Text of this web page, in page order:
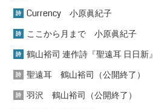
詩 Currency 小原眞紀子
詩 ここから月まで 小原眞紀子
詩 鶴山裕司 連作詩『聖遠耳 日日新』
詩 聖遠耳 鶴山裕司（公開終了）
詩 羽沢 鶴山裕司（公開終了）